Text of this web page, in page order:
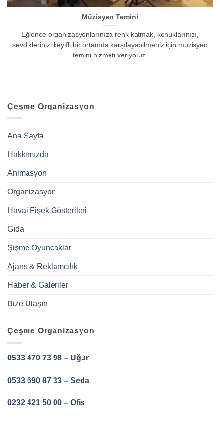
Müzisyen Temini
Eğlence organizasyonlarınıza renk katmak, konuklarınızı,
sevdiklerinizi keyifli bir ortamda karşılayabilmeniz için müzisyen
temini hizmeti veriyoruz.
Çeşme Organizasyon
Ana Sayfa
Hakkımızda
Animasyon
Organizasyon
Havai Fişek Gösterileri
Gıda
Şişme Oyuncaklar
Ajans & Reklamcılık
Haber & Galeriler
Bize Ulaşın
Çeşme Organizasyon
0533 470 73 98 – Uğur
0533 690 87 33 – Seda
0232 421 50 00 – Ofis